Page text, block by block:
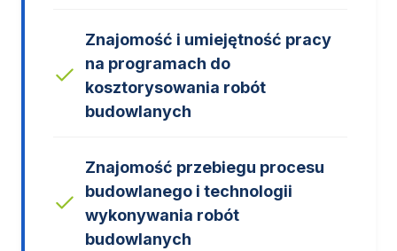
Znajomość i umiejętność pracy
na programach do
kosztorysowania robót
budowlanych
Znajomość przebiegu procesu
budowlanego i technologii
wykonywania robót
budowlanych